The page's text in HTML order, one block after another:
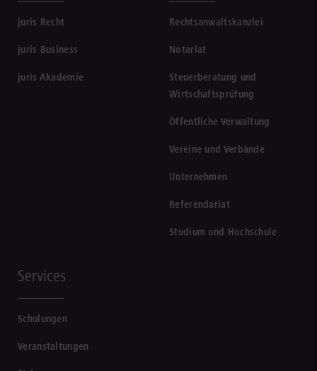
juris Recht
juris Business
juris Akademie
Rechtsanwaltskanzlei
Notariat
Steuerberatung und
Wirtschaftsprüfung
Öffentliche Verwaltung
Vereine und Verbände
Unternehmen
Referendariat
Studium und Hochschule
Services
Schulungen
Veranstaltungen